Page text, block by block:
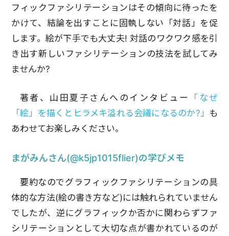
フィックファシリテーションはその傾向に待ったを
かけて、結論を出すことに固執しない「対話」を促
します。絵が下手でも大丈夫! 対話のワクワク感を引
き出す新しいファシリテーションの技法を試してみ
ませんか?
著者、山田夏子さんへのインタビュー
「なぜ
「絵」を描くとヒラメキ溢れる会議になるのか?」 も
あわせてお楽しみください。
まがみんさん(@k5jp1015flier)の学びメモ
要約なのでグラフィックファシリテーションの具
体的な方法(絵の書き方など)には触れられていません
でしたが、逆にグラフィックか否かに関わらずファ
シリテーションとして大切な点が書かれているのが